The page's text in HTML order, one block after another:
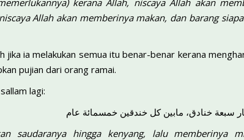
kerana Allah, niscaya Allah akan
Allah akan memberinya makan, dan barang
jika ia melakukan semua itu benar-benar kerana
pujian dari orang ramai.
lagi:
سبعة خنادق، مابين كل خندقين خمسمائة عام
saudaranya hingga kenyang, lalu memberinya